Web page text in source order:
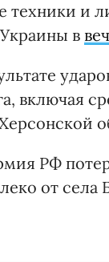
и
в
включая
РФ
от села